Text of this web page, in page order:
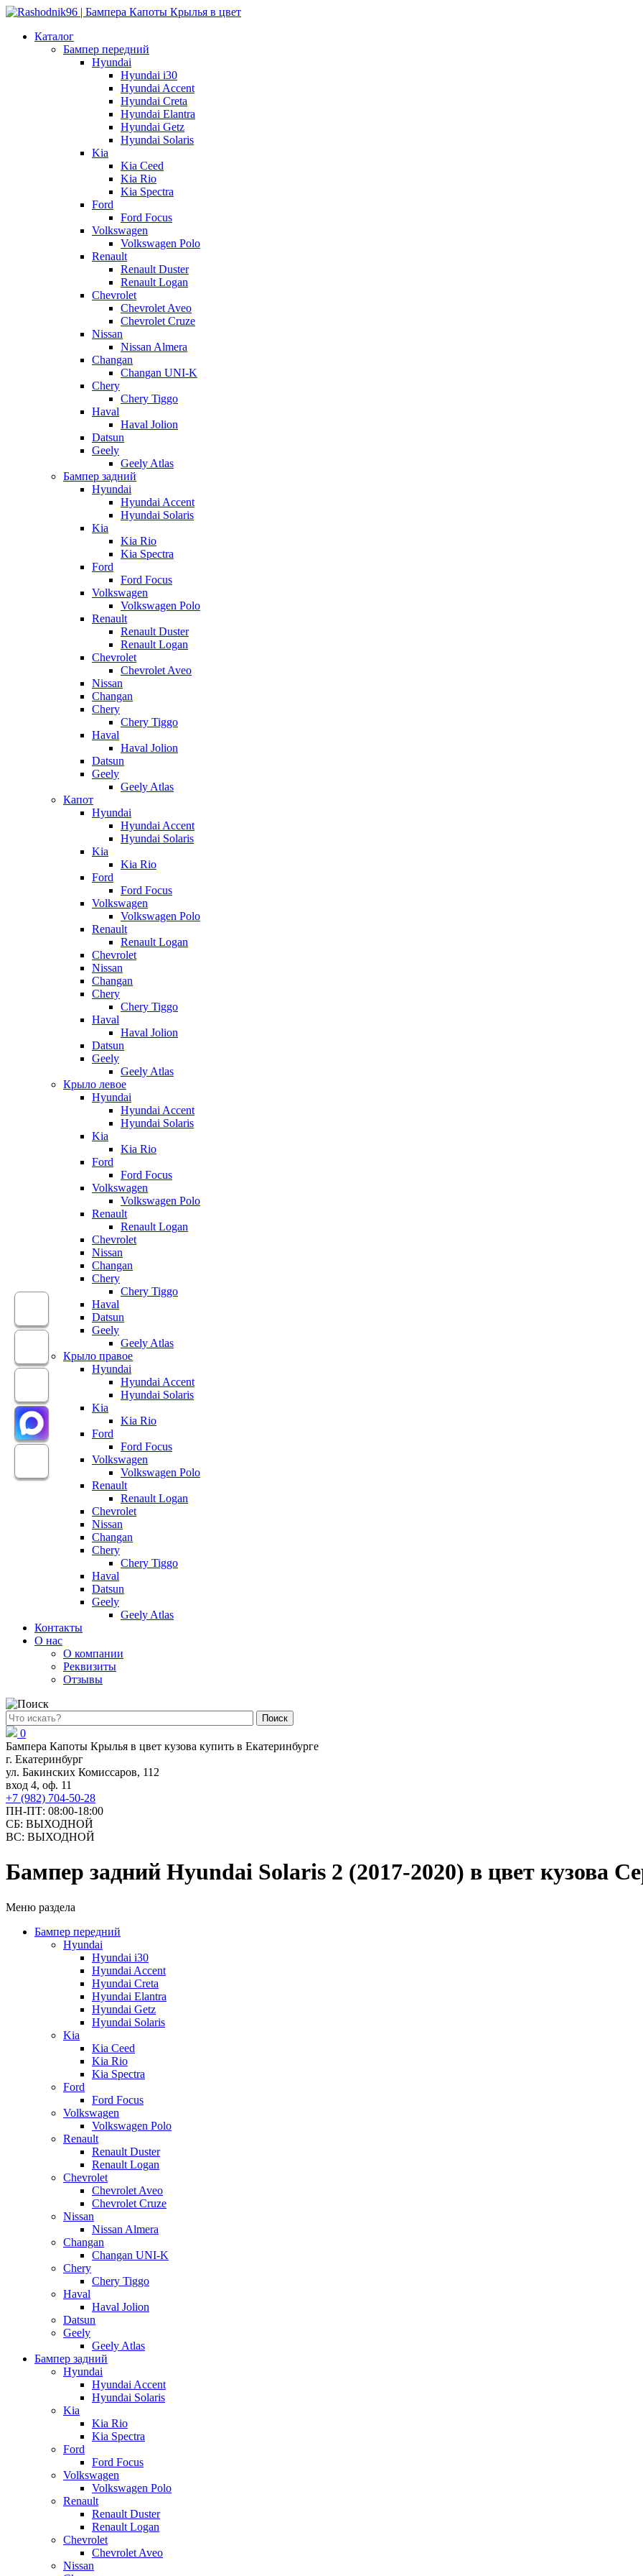
Каталог
Бампер передний
Hyundai
Hyundai i30
Hyundai Accent
Hyundai Creta
Hyundai Elantra
Hyundai Getz
Hyundai Solaris
Kia
Kia Ceed
Kia Rio
Kia Spectra
Ford
Ford Focus
Volkswagen
Volkswagen Polo
Renault
Renault Duster
Renault Logan
Chevrolet
Chevrolet Aveo
Chevrolet Cruze
Nissan
Nissan Almera
Changan
Changan UNI-K
Chery
Chery Tiggo
Haval
Haval Jolion
Datsun
Geely
Geely Atlas
Бампер задний
Hyundai
Hyundai Accent
Hyundai Solaris
Kia
Kia Rio
Kia Spectra
Ford
Ford Focus
Volkswagen
Volkswagen Polo
Renault
Renault Duster
Renault Logan
Chevrolet
Chevrolet Aveo
Nissan
Changan
Chery
Chery Tiggo
Haval
Haval Jolion
Datsun
Geely
Geely Atlas
Капот
Hyundai
Hyundai Accent
Hyundai Solaris
Kia
Kia Rio
Ford
Ford Focus
Volkswagen
Volkswagen Polo
Renault
Renault Logan
Chevrolet
Nissan
Changan
Chery
Chery Tiggo
Haval
Haval Jolion
Datsun
Geely
Geely Atlas
Крыло левое
Hyundai
Hyundai Accent
Hyundai Solaris
Kia
Kia Rio
Ford
Ford Focus
Volkswagen
Volkswagen Polo
Renault
Renault Logan
Chevrolet
Nissan
Changan
Chery
Chery Tiggo
Haval
Datsun
Geely
Geely Atlas
Крыло правое
Hyundai
Hyundai Accent
Hyundai Solaris
Kia
Kia Rio
Ford
Ford Focus
Volkswagen
Volkswagen Polo
Renault
Renault Logan
Chevrolet
Nissan
Changan
Chery
Chery Tiggo
Haval
Datsun
Geely
Geely Atlas
Контакты
О нас
О компании
Реквизиты
Отзывы
Поиск
0
Бампера Капоты Крылья в цвет кузова купить в Екатеринбурге
г. Екатеринбург
ул. Бакинских Комиссаров, 112
вход 4, оф. 11
+7 (982) 704-50-28
ПН-ПТ: 08:00-18:00
СБ: ВЫХОДНОЙ
ВС: ВЫХОДНОЙ
Бампер задний Hyundai Solaris 2 (2017-2020) в цвет кузова
Меню раздела
Бампер передний
Hyundai
Hyundai i30
Hyundai Accent
Hyundai Creta
Hyundai Elantra
Hyundai Getz
Hyundai Solaris
Kia
Kia Ceed
Kia Rio
Kia Spectra
Ford
Ford Focus
Volkswagen
Volkswagen Polo
Renault
Renault Duster
Renault Logan
Chevrolet
Chevrolet Aveo
Chevrolet Cruze
Nissan
Nissan Almera
Changan
Changan UNI-K
Chery
Chery Tiggo
Haval
Haval Jolion
Datsun
Geely
Geely Atlas
Бампер задний
Hyundai
Hyundai Accent
Hyundai Solaris
Kia
Kia Rio
Kia Spectra
Ford
Ford Focus
Volkswagen
Volkswagen Polo
Renault
Renault Duster
Renault Logan
Chevrolet
Chevrolet Aveo
Nissan